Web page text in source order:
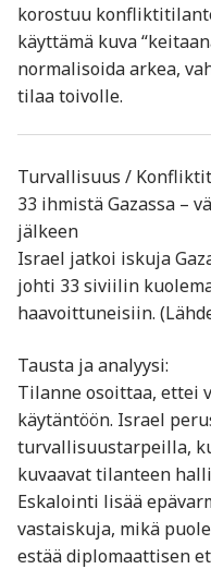
korostuu
käyttämä kuva
normalisoida arkea,
tilaa toivolle.
Turvallisuus /
33 ihmistä Gazassa –
jälkeen
Israel jatkoi iskuja
johti 33 siviilin
haavoittuneisiin.
Tausta ja analyysi:
Tilanne osoittaa, ettei
käytäntöön. Israel
turvallisuustarpeilla,
kuvaavat tilanteen
Eskalointi lisää
vastaiskuja, mikä
estää diplomaattisen